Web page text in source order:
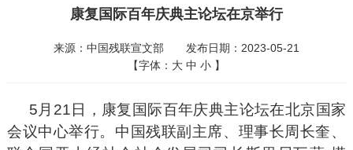
康复国际百年庆典主论坛在京举行
来源：中国残联宣文部
发布日期：2023-05-21
【字体： 大 中 小 】
5月21日，康复国际百年庆典主论坛在北京国家
会议中心举行。中国残联副主席、理事长周长奎、